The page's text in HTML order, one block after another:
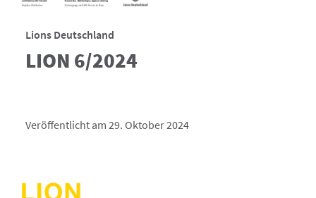
Lions Deutschland
LION 6/2024
Veröffentlicht am 29. Oktober 2024